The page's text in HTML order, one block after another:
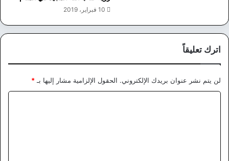
10 فبراير، 2019
اترك تعليقاً
لن يتم نشر عنوان بريدك الإلكتروني. الحقول الإلزامية مشار إليها بـ *